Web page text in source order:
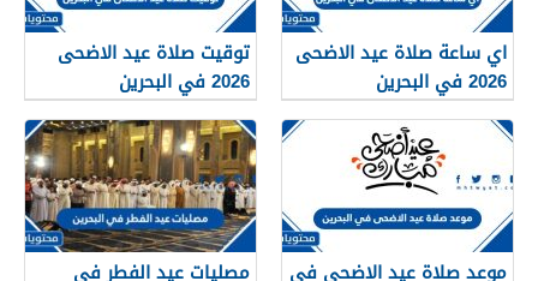
اي ساعة صلاة عيد الاضحى
2026 في البحرين
توقيت صلاة عيد الاضحى
2026 في البحرين
موعد صلاة عيد الاضحى في
مصليات عيد الفطر في